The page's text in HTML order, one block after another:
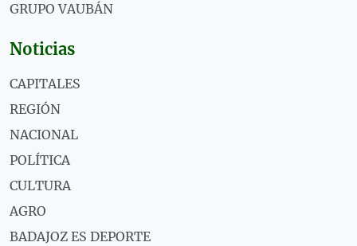
GRUPO VAUBÁN
Noticias
CAPITALES
REGIÓN
NACIONAL
POLÍTICA
CULTURA
AGRO
BADAJOZ ES DEPORTE